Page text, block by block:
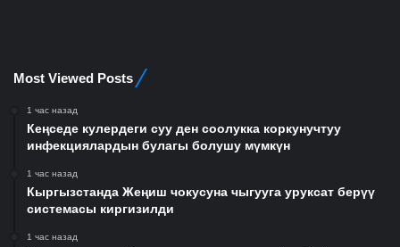
Most Viewed Posts
1 час назад
Кеңседе кулердеги суу ден соолукка коркунучтуу
инфекциялардын булагы болушу мүмкүн
1 час назад
Кыргызстанда Жеңиш чокусуна чыгууга уруксат берүү
системасы киргизилди
1 час назад